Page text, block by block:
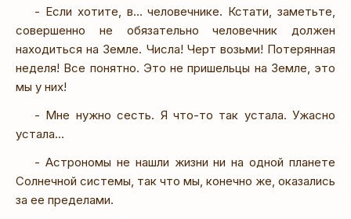
- Если хотите, в... человечнике. Кстати, заметьте,
совершенно не обязательно человечник должен
находиться на Земле. Числа! Черт возьми! Потерянная
неделя! Все понятно. Это не пришельцы на Земле, это
мы у них!
- Мне нужно сесть. Я что-то так устала. Ужасно
устала...
- Астрономы не нашли жизни ни на одной планете
Солнечной системы, так что мы, конечно же, оказались
за ее пределами.